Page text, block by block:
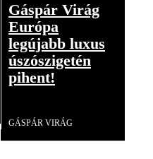
Gáspár Virág
Európa
legújabb luxus
úszószigetén
pihent!
GÁSPÁR VIRÁG